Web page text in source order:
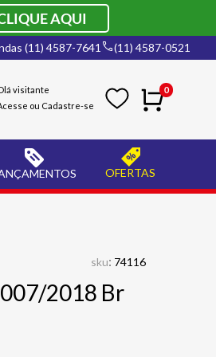
AQUI
(11) 4587-7641 (11) 4587-0521
0
OFERTAS
sku: 74116
2018 Br